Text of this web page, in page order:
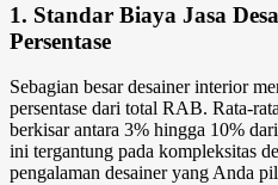
1. Standar Biaya Jasa
Persentase
Sebagian besar desainer interior
persentase dari total RAB. Rata-
berkisar antara 3% hingga 10%
ini tergantung pada kompleksitas
pengalaman desainer yang Anda